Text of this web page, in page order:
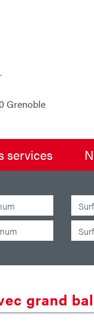
Grenoble
services
grand